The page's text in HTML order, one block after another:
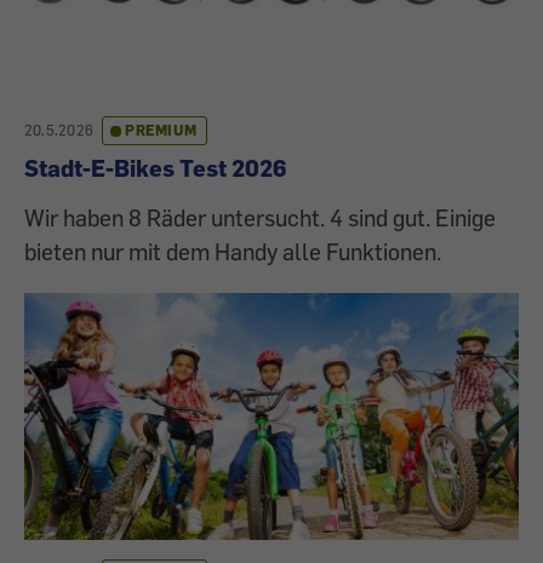
20.5.2026 PREMIUM
Stadt-E-Bikes Test 2026
Wir haben 8 Räder untersucht. 4 sind gut. Einige
bieten nur mit dem Handy alle Funktionen.